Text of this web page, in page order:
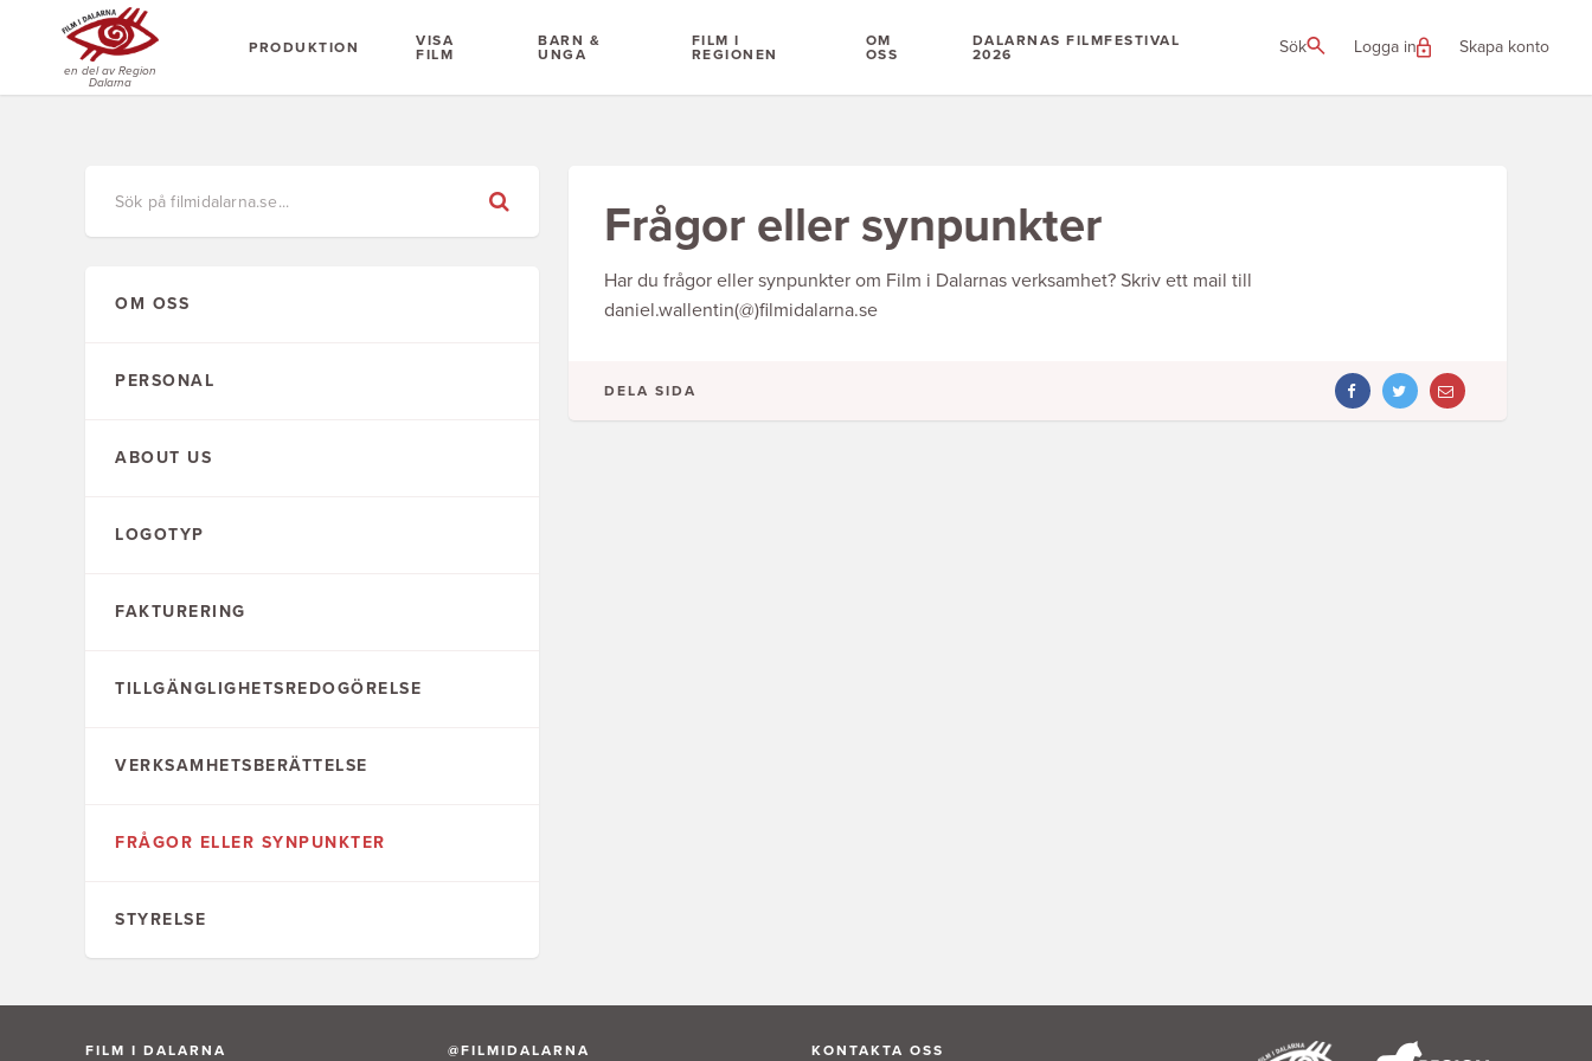
en del av Region
Dalarna
PRODUKTION
VISA
FILM
BARN &
UNGA
FILM I
REGIONEN
OM
OSS
DALARNAS FILMFESTIVAL
2026
Sök Logga in Skapa konto
OM OSS
PERSONAL
ABOUT US
LOGOTYP
FAKTURERING
TILLGÄNGLIGHETSREDOGÖRELSE
VERKSAMHETSBERÄTTELSE
FRÅGOR ELLER SYNPUNKTER
STYRELSE
Frågor eller synpunkter
Har du frågor eller synpunkter om Film i Dalarnas verksamhet? Skriv ett mail till
daniel.wallentin(@)filmidalarna.se
DELA SIDA
DELA
ARTIKEL
PÅ
DELA
ARTIKEL
VIA
FILM I DALARNA @FILMIDALARNA KONTAKTA OSS